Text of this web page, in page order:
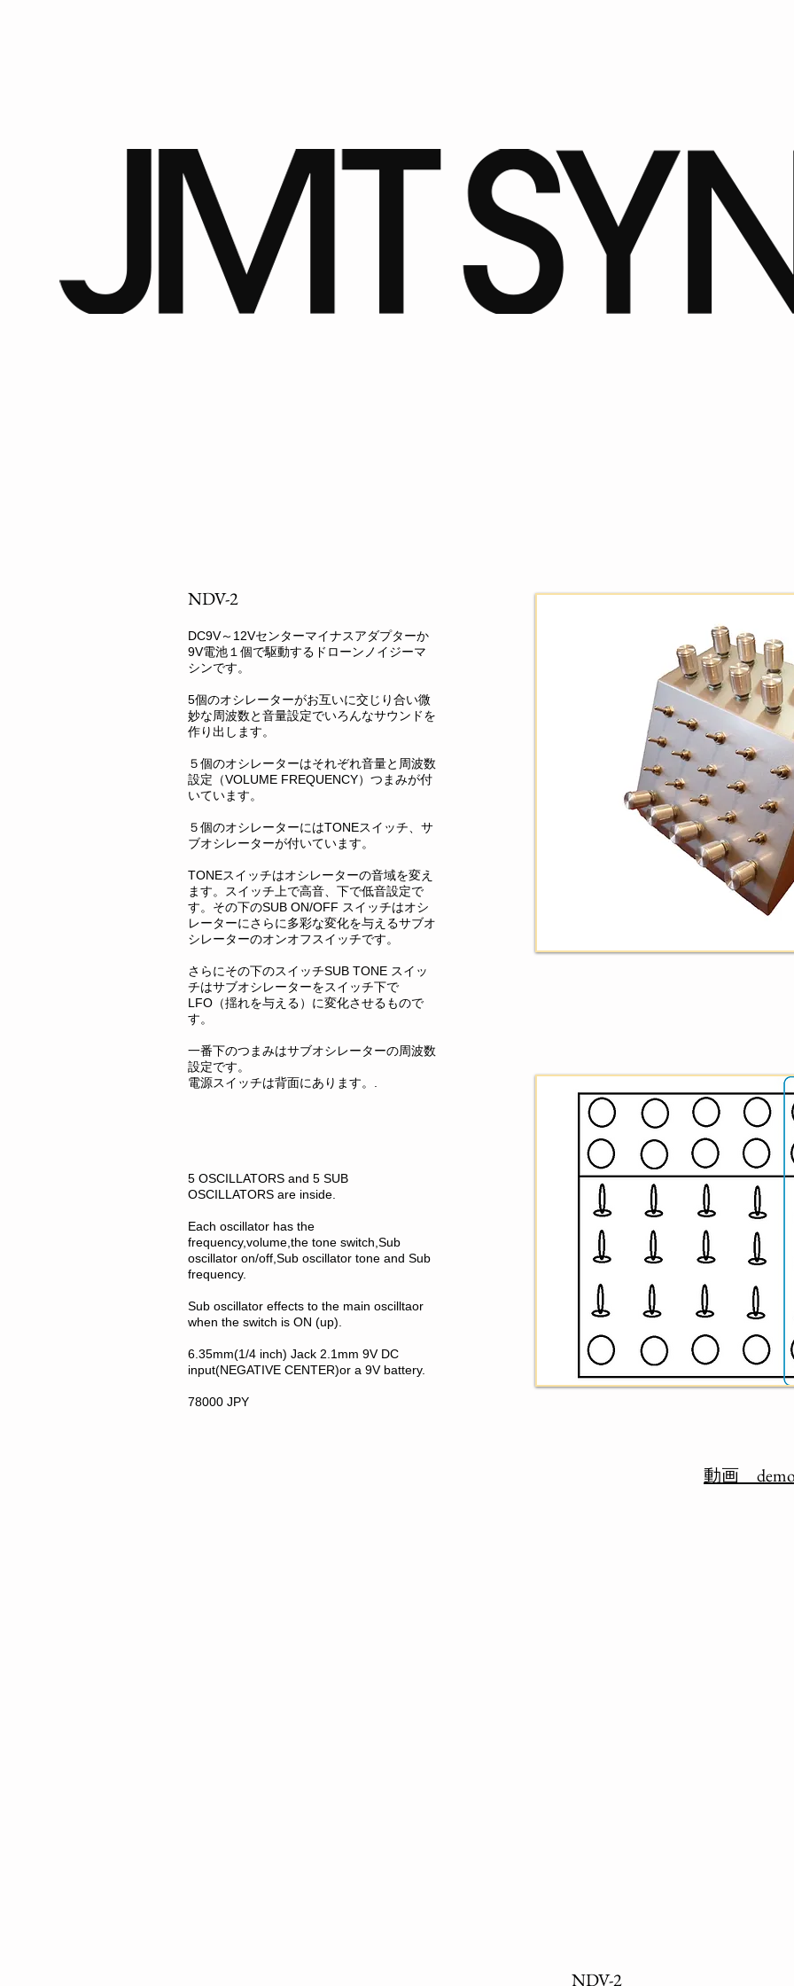
NDV-2
DC9V～12Vセンターマイナスアダプターか
9V電池１個で駆動するドローンノイジーマ
シンです。
5個のオシレーターがお互いに交じり合い微
妙な周波数と音量設定でいろんなサウンドを
作り出します。
５個のオシレーターはそれぞれ音量と周波数
設定（VOLUME FREQUENCY）つまみが付
いています。
５個のオシレーターにはTONEスイッチ、サ
ブオシレーターが付いています。
TONEスイッチはオシレーターの音域を変え
ます。スイッチ上で高音、下で低音設定で
す。その下のSUB ON/OFF スイッチはオシ
レーターにさらに多彩な変化を与えるサブオ
シレーターのオンオフスイッチです。
さらにその下のスイッチSUB TONE スイッ
チはサブオシレーターをスイッチ下で
LFO（揺れを与える）に変化させるもので
す。
一番下のつまみはサブオシレーターの周波数
設定です。
電源スイッチは背面にあります。.
5 OSCILLATORS and 5 SUB
OSCILLATORS are inside.
Each oscillator has the
frequency,volume,the tone switch,Sub
oscillator on/off,Sub oscillator tone and Sub
frequency.
Sub oscillator effects to the main oscilltaor
when the switch is ON (up).
6.35mm(1/4 inch) Jack 2.1mm 9V DC
input(NEGATIVE CENTER)or a 9V battery.
78000 JPY
動画
NDV-2